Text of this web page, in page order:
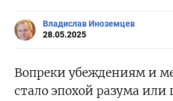
Владислав Иноземцев
28.05.2025
Вопреки убеждениям и
стало эпохой разума